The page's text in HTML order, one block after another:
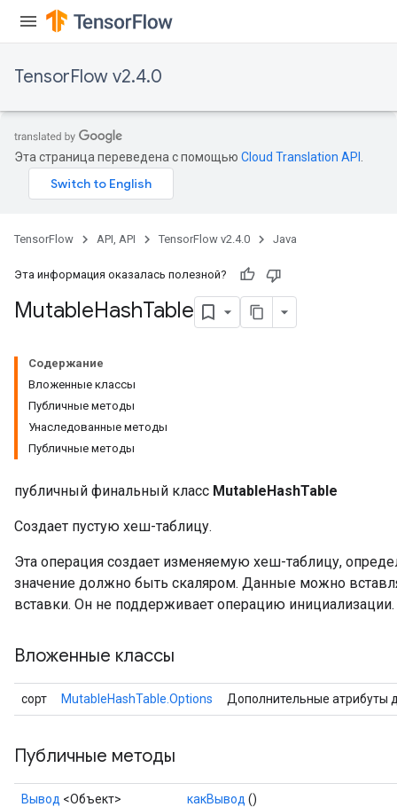
TensorFlow v2.4.0
Эта страница переведена с помощью Cloud Translation API
TensorFlow API, API TensorFlow v2.4.0 Java
Эта информация оказалась полезной?
MutableHashTable
Содержание
Вложенные классы
Публичные методы
Унаследованные методы
Публичные методы
публичный финальный класс MutableHashTable
Создает пустую хеш-таблицу.
Эта операция создает изменяемую хеш-таблицу,
значение должно быть скаляром. Данные можно
вставки. Он не поддерживает операцию инициализации.
Вложенные классы
сорт MutableHashTable.Options Дополнительные атрибуты
Публичные методы
Вывод <Объект> какВывод ()